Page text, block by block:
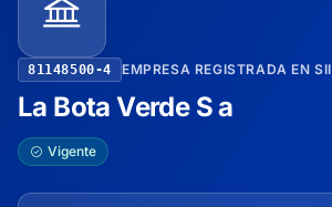
81148500-4 EMPRESA REGISTRADA EN SII
La Bota Verde S a
Vigente